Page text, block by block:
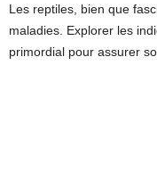
Les reptiles, bien que
maladies. Explorer les
primordial pour assurer